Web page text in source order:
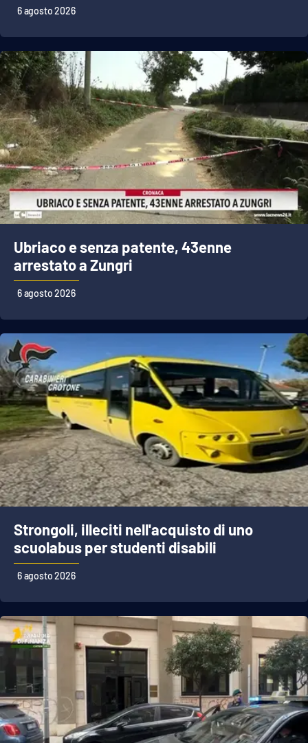
Sanità
Società
Sport
RUBRICHE
Good Morning Vietnam
Parchi Marini Calabria
Leggendo Alvaro insieme
Imprese Di Calabria
Venti di comunicazione
STREAMING
LaC TV
LaC Network
LaC OnAir
EDIZIONI
LOCALI
Catanzaro
Crotone
Vibo Valentia
Reggio Calabria
Cosenza
6 agosto 2026
Ubriaco e senza patente, 43enne
arrestato a Zungri
6 agosto 2026
Strongoli, illeciti nell'acquisto di uno
scuolabus per studenti disabili
6 agosto 2026